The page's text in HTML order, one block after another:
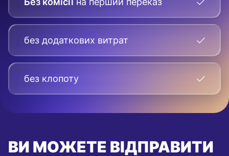
без додаткових витрат
без клопоту
ВИ МОЖЕТЕ ВІДПРАВИТИ